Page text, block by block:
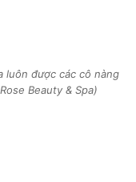
luôn được các cô nàng
Beauty & Spa)